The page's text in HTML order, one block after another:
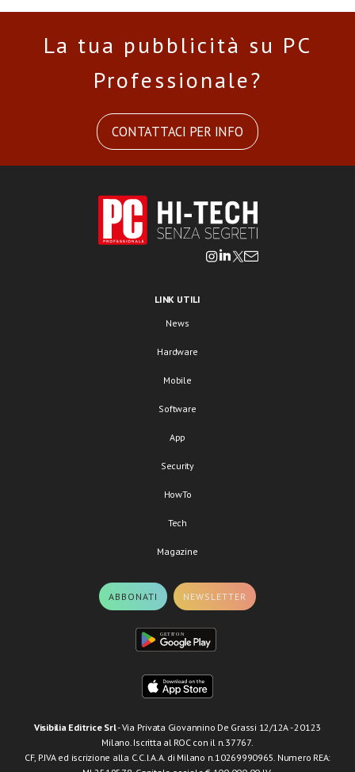
La tua pubblicità su PC
Professionale?
CONTATTACI PER INFO
LINK UTILI
News
Hardware
Mobile
Software
App
Security
HowTo
Tech
Magazine
ABBONATI NEWSLETTER
Visibilia Editrice Srl- Via Privata Giovannino De Grassi 12/12A - 20123
Milano. Iscritta al ROC con il n.37767.
CF, P.IVA ed iscrizione alla C.C.I.A.A. di Milano n.10269990965. Numero REA: